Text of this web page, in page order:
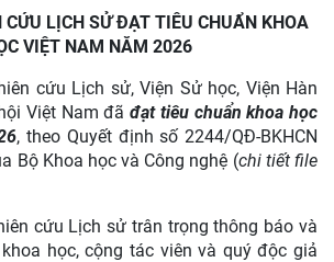
CỨU LỊCH SỬ ĐẠT TIÊU CHUẨN KHOA
VIỆT NAM NĂM 2026
cứu Lịch sử, Viện Sử học, Viện Hàn
Việt Nam đã đạt tiêu chuẩn khoa học
, theo Quyết địnhsố 2244/QĐ-BKHCN
Bộ Khoa học và Công nghệ (chi tiết file
cứu Lịch sử trân trọng thông báo và
học, cộng tác viên và quý độc giả